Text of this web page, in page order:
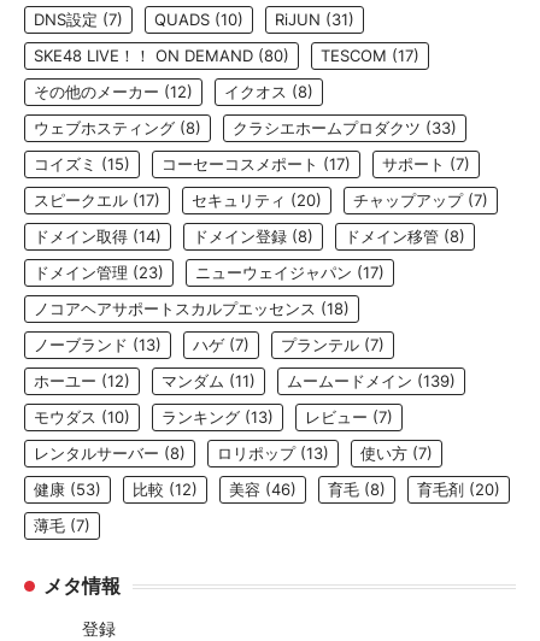
DNS設定 (7) QUADS (10) RiJUN (31)
SKE48 LIVE！！ ON DEMAND (80) TESCOM (17)
その他のメーカー (12) イクオス (8)
ウェブホスティング (8) クラシエホームプロダクツ (33)
コイズミ (15) コーセーコスメポート (17) サポート (7)
スピークエル (17) セキュリティ (20) チャップアップ(7)
ドメイン取得 (14) ドメイン登録 (8) ドメイン移管 (8)
ドメイン管理 (23) ニューウェイジャパン (17)
ノコアヘアサポートスカルプエッセンス (18)
ノーブランド (13) ハゲ (7) プランテル (7)
ホーユー (12) マンダム (11) ムームードメイン (139)
モウダス (10) ランキング (13) レビュー (7)
レンタルサーバー (8) ロリポップ(13) 使い方 (7)
健康 (53) 比較 (12) 美容 (46) 育毛 (8) 育毛剤 (20)
薄毛 (7)
メタ情報
登録